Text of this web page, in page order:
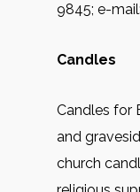
9845; e-mail:
Candles
Candles for
and
church